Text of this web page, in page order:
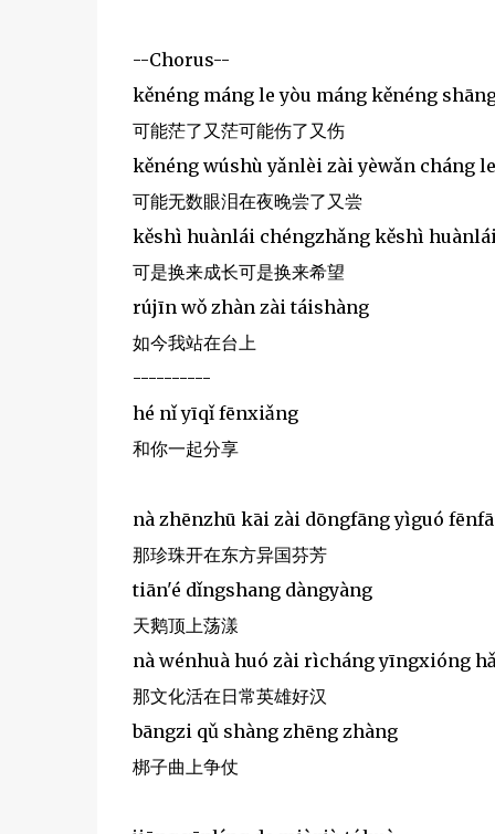
--Chorus--
kěnéng máng le yòu máng kěnéng
可能茫了又茫可能伤了又伤
kěnéng wúshù yǎnlèi zài yèwǎn cháng
可能无数眼泪在夜晚尝了又尝
kěshì huànlái chéngzhǎng kěshì
可是换来成长可是换来希望
rújīn wǒ zhàn zài táishàng
如今我站在台上
----------
hé nǐ yīqǐ fēnxiǎng
和你一起分享
nà zhēnzhū kāi zài dōngfāng yìguó
那珍珠开在东方异国芬芳
tiān'é dǐngshang dàngyàng
天鹅顶上荡漾
nà wénhuà huó zài rìcháng yīngxióng
那文化活在日常英雄好汉
bāngzi qǔ shàng zhēng zhàng
梆子曲上争仗